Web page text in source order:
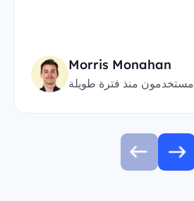
Morris Monahan
مستخدمون منذ فترة طويلة